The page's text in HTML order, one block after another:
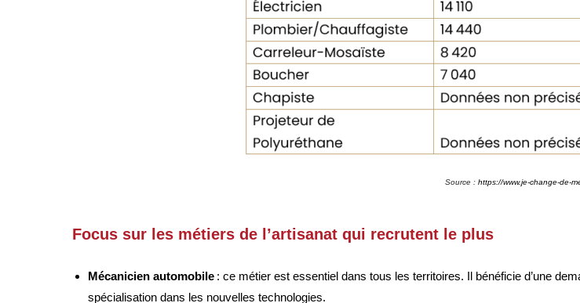
Source : https://www.je-change-de-
Focus sur les métiers de l’artisanat qui recrutent le plus
Mécanicien automobile : ce métier est essentiel dans tous les territoires. Il bénéficie d’une
spécialisation dans les nouvelles technologies.